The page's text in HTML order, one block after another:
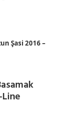
Şasi 2016 –